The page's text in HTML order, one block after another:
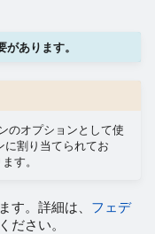
あります。
のオプションとして使
に割り当てられてお
す。
す。詳細は、 フェデ
ださい。